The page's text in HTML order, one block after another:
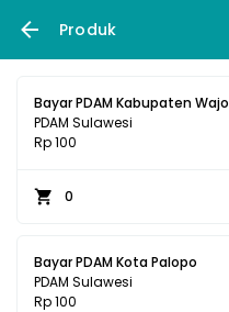
Produk
Bayar PDAM Kabupaten Wajo
PDAM Sulawesi
Rp 100
0
Bayar PDAM Kota Palopo
PDAM Sulawesi
Rp 100